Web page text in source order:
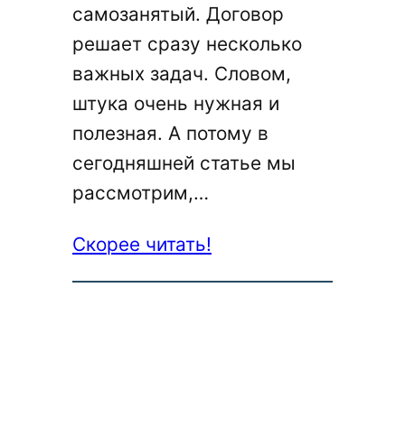
самозанятый. Договор
решает сразу несколько
важных задач. Словом,
штука очень нужная и
полезная. А потому в
сегодняшней статье мы
рассмотрим,…
Скорее читать!